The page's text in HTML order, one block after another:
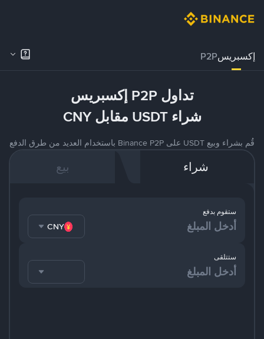
إكسبريسP2P
تداول P2P إكسبريس
شراء USDT مقابل CNY
قُم بشراء وبيع USDT على Binance P2P باستخدام العديد من طرق الدفع
شراء بيع
ستقوم بدفع
CNY
ستتلقى